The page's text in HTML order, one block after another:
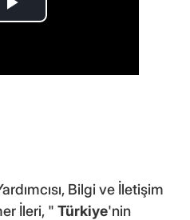
Bilgi ve İletişim
İleri, " Türkiye'nin